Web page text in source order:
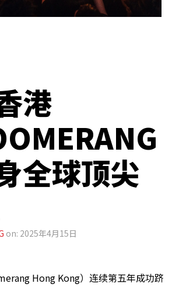
港
全球顶尖
on: 2025年4月15日
Hong Kong）连续第五年成功跻